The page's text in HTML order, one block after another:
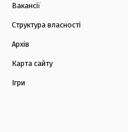
Вакансії
Структура власності
Архів
Карта сайту
Ігри